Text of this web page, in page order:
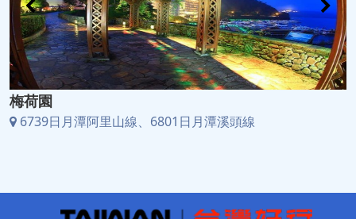
梅荷園
6739日月潭阿里山線、6801日月潭溪頭線